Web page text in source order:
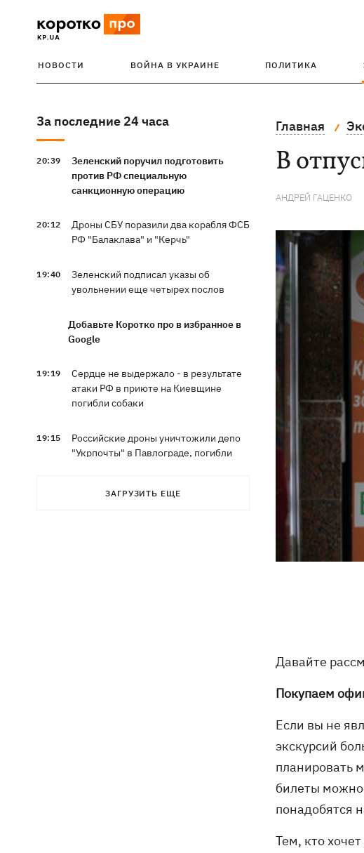
НОВОСТИ ВОЙНА В УКРАИНЕ ПОЛИТИКА
За последние 24 часа
20:39
Зеленский поручил подготовить
против РФ специальную
санкционную операцию
20:12
Дроны СБУ поразили два корабля ФСБ
РФ "Балаклава" и "Керчь"
19:40
Зеленский подписал указы об
увольнении еще четырех послов
Добавьте Коротко про в избранное в
Google
19:19
Сердце не выдержало - в результате
атаки РФ в приюте на Киевщине
погибли собаки
19:15
Российские дроны уничтожили депо
"Укрпочты" в Павлограде, погибли
ЗАГРУЗИТЬ ЕЩЕ
Главная
В
АНДРЕЙ ГАЦЕНКО
Давайте
Покупаем
Если вы не
экскурсий
планировать
билеты можно
понадобятся
Тем, кто